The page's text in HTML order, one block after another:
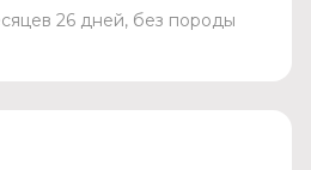
26 дней, без породы